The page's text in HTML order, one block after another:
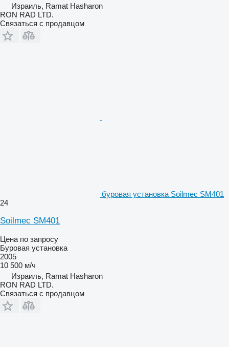
Израиль, Ramat Hasharon
RON RAD LTD.
Связаться с продавцом
буровая установка Soilmec SM401
24
Soilmec SM401
Цена по запросу
Буровая установка
2005
10 500 м/ч
Израиль, Ramat Hasharon
RON RAD LTD.
Связаться с продавцом